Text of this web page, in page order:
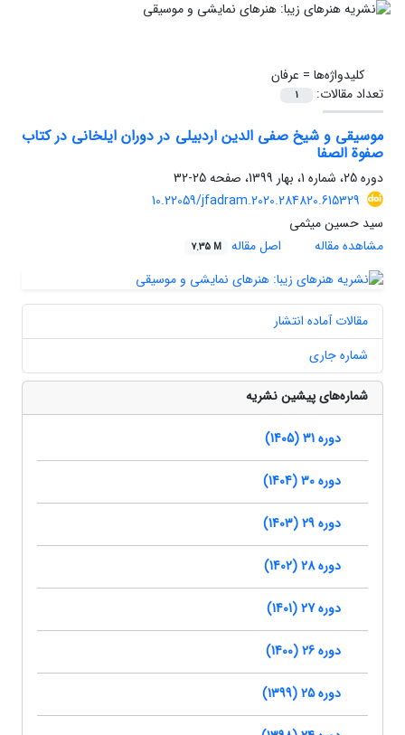
کلیدواژه‌ها = عرفان
تعداد مقالات:
1
موسیقی و شیخ صفی الدین اردبیلی در دوران ایلخانی در کتاب
صفوة الصفا
دوره 25، شماره 1، بهار 1399، صفحه
25-32
10.22059/jfadram.2020.284820.615329
سید حسین میثمی
مشاهده مقاله
اصل مقاله 7.35 M
مقالات آماده انتشار
شماره جاری
شماره‌های پیشین نشریه
دوره 31 (1405)
دوره 30 (1404)
دوره 29 (1403)
دوره 28 (1402)
دوره 27 (1401)
دوره 26 (1400)
دوره 25 (1399)